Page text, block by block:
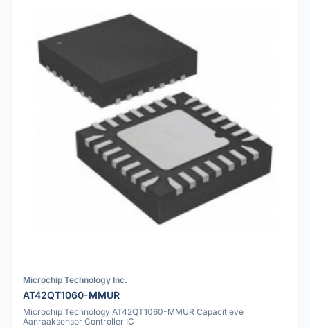
Microchip Technology Inc.
AT42QT1060-MMUR
Microchip Technology AT42QT1060-MMUR Capacitieve
Aanraaksensor Controller IC